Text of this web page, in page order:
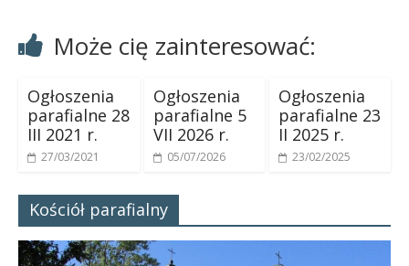
Może cię zainteresować:
Ogłoszenia
parafialne 28
III 2021 r.
27/03/2021
Ogłoszenia
parafialne 5
VII 2026 r.
05/07/2026
Ogłoszenia
parafialne 23
II 2025 r.
23/02/2025
Kościół parafialny